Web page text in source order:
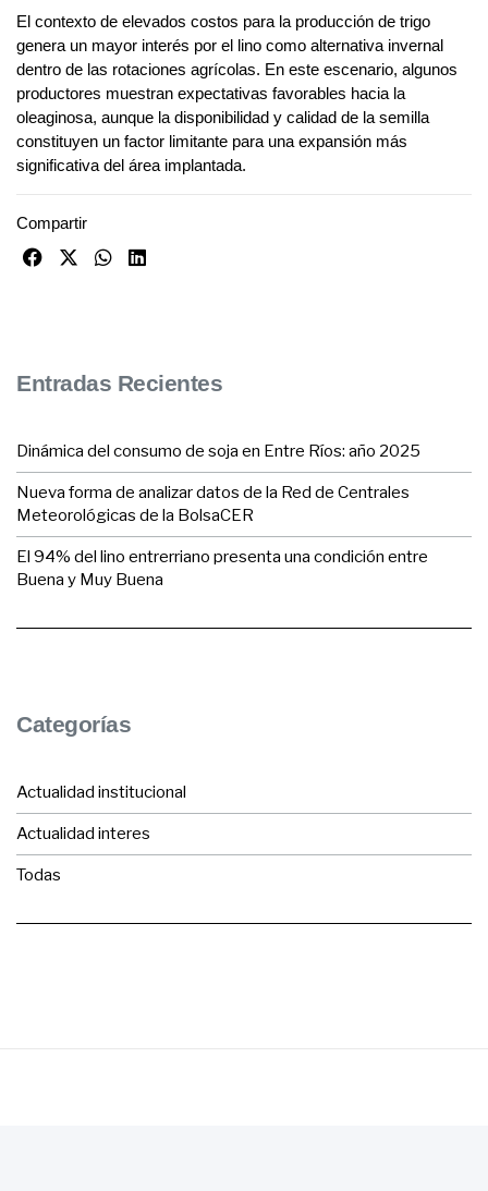
El contexto de elevados costos para la producción de trigo
genera un mayor interés por el lino como alternativa invernal
dentro de las rotaciones agrícolas. En este escenario, algunos
productores muestran expectativas favorables hacia la
oleaginosa, aunque la disponibilidad y calidad de la semilla
constituyen un factor limitante para una expansión más
significativa del área implantada.
Compartir
Entradas Recientes
Dinámica del consumo de soja en Entre Ríos: año 2025
Nueva forma de analizar datos de la Red de Centrales
Meteorológicas de la BolsaCER
El 94% del lino entrerriano presenta una condición entre
Buena y Muy Buena
Categorías
Actualidad institucional
Actualidad interes
Todas